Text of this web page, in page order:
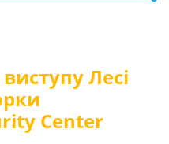
Лесі
Center